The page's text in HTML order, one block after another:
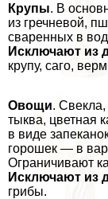
Крупы. В
из гречневой,
сваренных в
Исключают из
крупу, саго,
Овощи. Свекла,
тыква, цветная
в виде
горошек — в
Ограничивают
Исключают из
грибы.